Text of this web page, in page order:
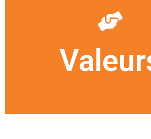
Atteindre les objectifs que nous nous
manière éthique et digne, en tenant
institutions bancaires. Nous sommes
conduite juste et durable dans le
l'organisation.